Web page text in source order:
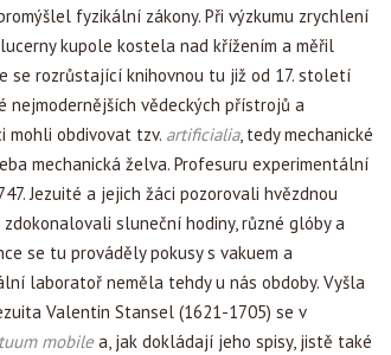
fyzikální zákony. Při výzkumu zrychlení
kupole kostela nad křížením a měřil
se rozrůstající knihovnou tu již od 17. století
nejmodernějších vědeckých přístrojů a
mohli obdivovat tzv. artificialia, tedy mechanické
mechanická želva. Profesuru experimentální
Jezuité a jejich žáci pozorovali hvězdnou
sluneční hodiny, různé glóby a
se tu prováděly pokusy s vakuem a
laboratoř neměla tehdy u nás obdoby. Vyšla
Valentin Stansel (1621-1705) se v
mobile a, jak dokládají jeho spisy, jistě také